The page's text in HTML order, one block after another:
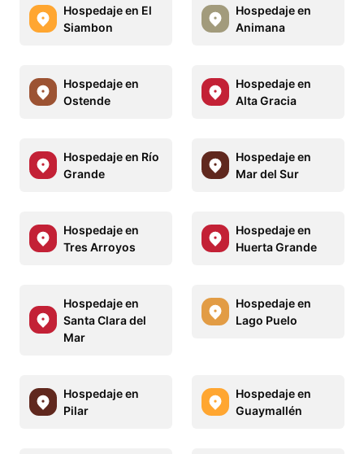
Hospedaje en El
Siambon
Hospedaje en
Animana
Hospedaje en
Ostende
Hospedaje en
Alta Gracia
Hospedaje en Río
Grande
Hospedaje en
Mar del Sur
Hospedaje en
Tres Arroyos
Hospedaje en
Huerta Grande
Hospedaje en
Santa Clara del
Mar
Hospedaje en
Lago Puelo
Hospedaje en
Pilar
Hospedaje en
Guaymallén